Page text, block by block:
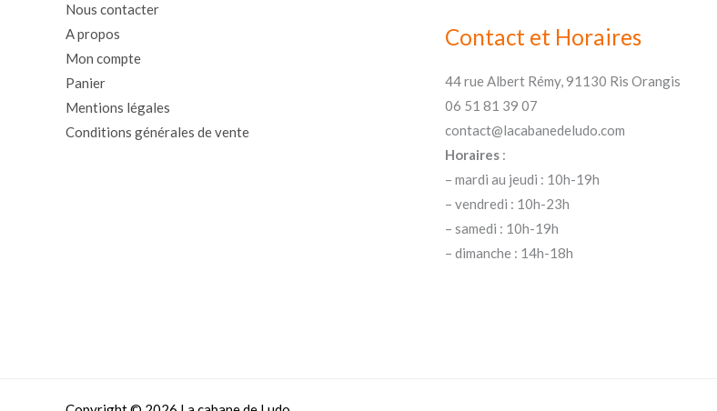
Nous contacter
A propos
Mon compte
Panier
Mentions légales
Conditions générales de vente
Contact et Horaires
44 rue Albert Rémy, 91130 Ris Orangis
06 51 81 39 07
contact@lacabanedeludo.com
Horaires:
– mardi au jeudi : 10h-19h
– vendredi : 10h-23h
– samedi : 10h-19h
– dimanche : 14h-18h